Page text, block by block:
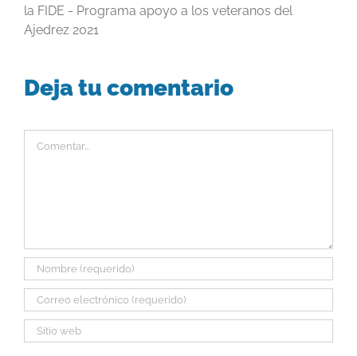
la FIDE - Programa apoyo a los veteranos del
Ajedrez 2021
Deja tu comentario